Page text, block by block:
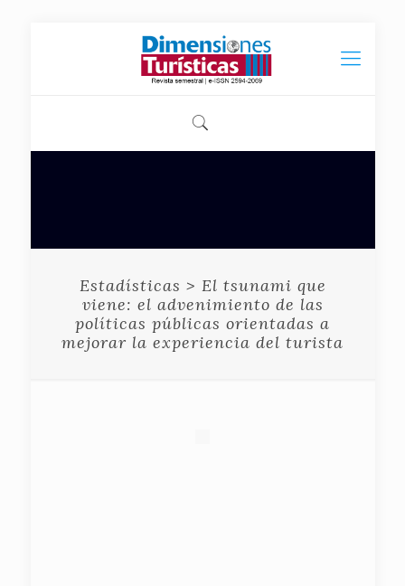
Estadísticas > El tsunami que
viene: el advenimiento de las
políticas públicas orientadas a
mejorar la experiencia del turista